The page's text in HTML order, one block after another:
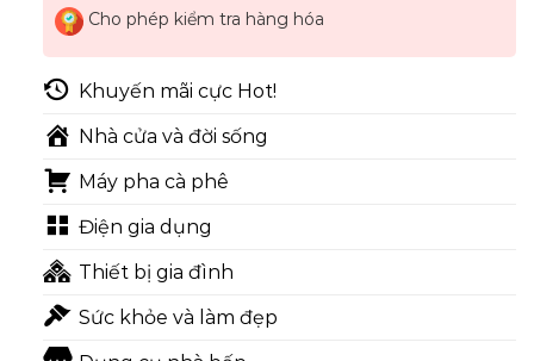
Cho phép kiểm tra hàng hóa
Khuyến mãi cực Hot!
Nhà cửa và đời sống
Máy pha cà phê
Điện gia dụng
Thiết bị gia đình
Sức khỏe và làm đẹp